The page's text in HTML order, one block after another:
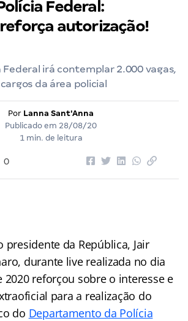
Federal:
autorização!
Federal irá contemplar 2.000 vagas,
da área policial
Por Lanna Sant'Anna
Publicado em 28/08/20
1 min. de leitura
0
presidente da República, Jair
durante live realizada no dia
2020 reforçou sobre o interesse e
para a realização do
do Departamento da Polícia